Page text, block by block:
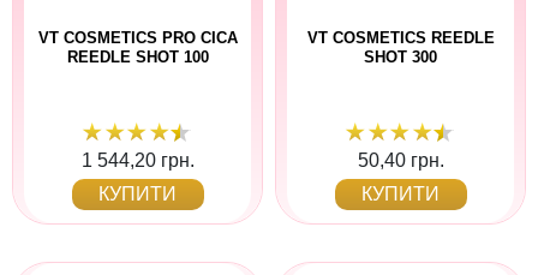
VT COSMETICS PRO CICA
REEDLE SHOT 100
1 544,20 грн.
КУПИТИ
VT COSMETICS REEDLE
SHOT 300
50,40 грн.
КУПИТИ